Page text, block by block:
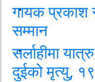
गायक प्रकाश
सम्मान
सर्लाहीमा
दुईको मृत्यु,